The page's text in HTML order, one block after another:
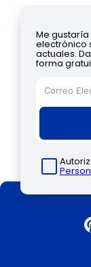
Me
electrónico
actuales.
forma